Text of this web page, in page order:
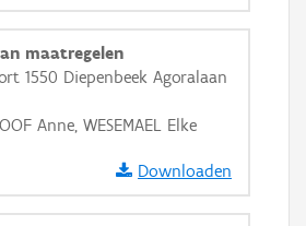
maatregelen
1550 Diepenbeek Agoralaan
Anne, WESEMAEL Elke
Downloaden